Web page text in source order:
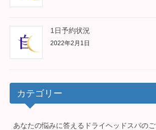
1日予約状況
2022年2月1日
カテゴリー
あなたの悩みに答えるドライヘッドスパのご